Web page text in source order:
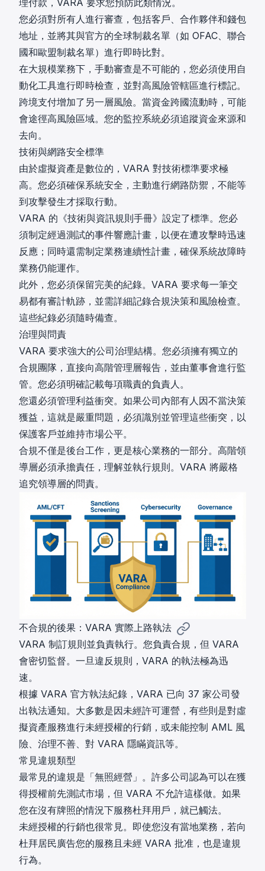
您必須對所有人進行審查，包括客戶、合作夥伴和錢包
地址，並將其與官方的全球制裁名單（如 OFAC、聯合
國和歐盟制裁名單）進行即時比對。
在大規模業務下，手動審查是不可能的，您必須使用自
動化工具進行即時檢查，並對高風險管轄區進行標記。
跨境支付增加了另一層風險。當資金跨國流動時，可能
會途徑高風險區域。您的監控系統必須追蹤資金來源和
去向。
技術與網路安全標準
由於虛擬資產是數位的，VARA 對技術標準要求極
高。您必須確保系統安全，主動進行網路防禦，不能等
到攻擊發生才採取行動。
VARA 的《技術與資訊規則手冊》設定了標準。您必
須制定經過測試的事件響應計畫，以便在遭攻擊時迅速
反應；同時還需制定業務連續性計畫，確保系統故障時
業務仍能運作。
此外，您必須保留完美的紀錄。VARA 要求每一筆交
易都有審計軌跡，並需詳細記錄合規決策和風險檢查。
這些紀錄必須隨時備查。
治理與問責
VARA 要求強大的公司治理結構。您必須擁有獨立的
合規團隊，直接向高階管理層報告，並由董事會進行監
管。您必須明確記載每項職責的負責人。
您還必須管理利益衝突。如果公司內部有人因不當決策
獲益，這就是嚴重問題，必須識別並管理這些衝突，以
保護客戶並維持市場公平。
合規不僅是後台工作，更是核心業務的一部分。高階領
導層必須承擔責任，理解並執行規則。VARA 將嚴格
追究領導層的問責。
不合規的後果：VARA 實際上路執法
VARA 制訂規則並負責執行。您負責合規，但 VARA
會密切監督。一旦違反規則，VARA 的執法極為迅
速。
根據 VARA 官方執法紀錄 ，VARA 已向 37 家公司發
出執法通知。大多數是因未經許可運營，有些則是對虛
擬資產服務進行未經授權的行銷，或未能控制 AML 風
險、治理不善、對 VARA 隱瞞資訊等。
常見違規類型
最常見的違規是「無照經營」。許多公司認為可以在獲
得授權前先測試市場，但 VARA 不允許這樣做。如果
您在沒有牌照的情況下服務杜拜用戶，就已觸法。
未經授權的行銷也很常見。即使您沒有當地業務，若向
杜拜居民廣告您的服務且未經 VARA 批准，也是違規
行為。